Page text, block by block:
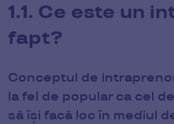
1.1. Ce este un
fapt?
Conceptul de
la fel de popular ca cel
să își facă loc în mediul